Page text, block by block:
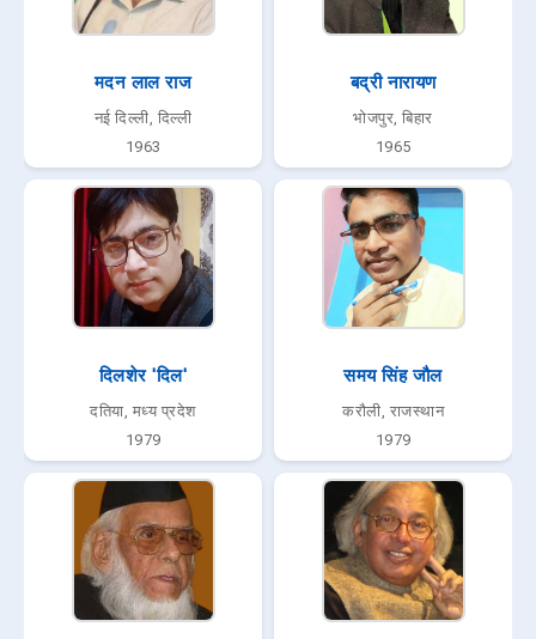
मदन लाल राज
नई दिल्ली, दिल्ली
1963
बद्री नारायण
भोजपुर, बिहार
1965
दिलशेर 'दिल'
दतिया, मध्य प्रदेश
1979
समय सिंह जौल
करौली, राजस्थान
1979